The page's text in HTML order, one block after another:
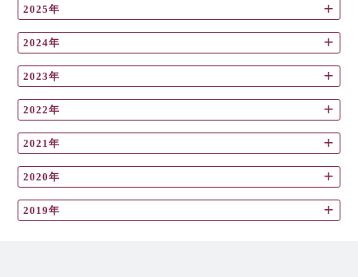
2025年
2024年
2023年
2022年
2021年
2020年
2019年